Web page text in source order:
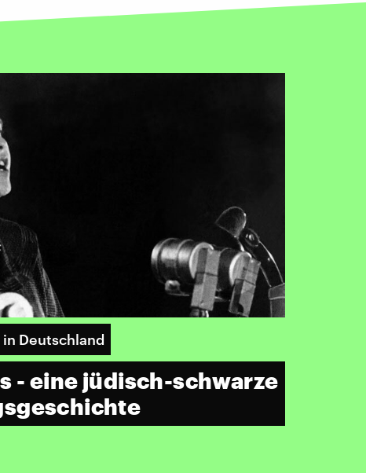
Deutschland
- eine jüdisch-schwarze